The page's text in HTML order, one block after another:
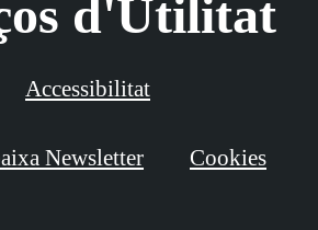
d'Utilitat
Accessibilitat
Newsletter Cookies